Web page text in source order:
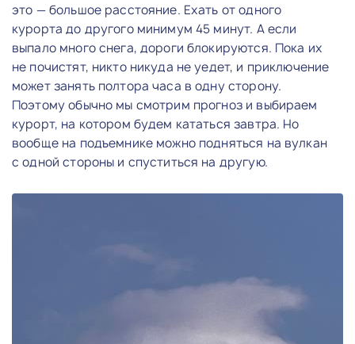
это — большое расстояние. Ехать от одного
курорта до другого минимум 45 минут. А если
выпало много снега, дороги блокируются. Пока их
не почистят, никто никуда не уедет, и приключение
может занять полтора часа в одну сторону.
Поэтому обычно мы смотрим прогноз и выбираем
курорт, на котором будем кататься завтра. Но
вообще на подъемнике можно подняться на вулкан
с одной стороны и спуститься на другую.